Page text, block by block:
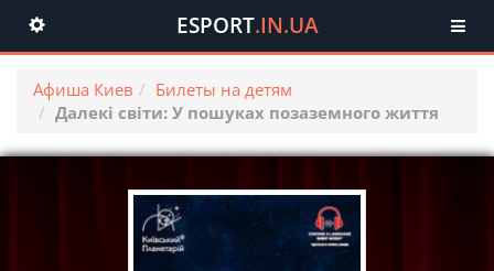
Toggle
navigation
ESPORT.IN.UA
Афиша Киев
Билеты на детям
Далекі світи: У пошуках позаземного життя